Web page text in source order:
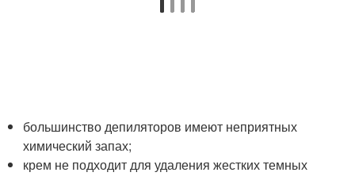
большинство депиляторов имеют неприятных
химический запах;
крем не подходит для удаления жестких темных